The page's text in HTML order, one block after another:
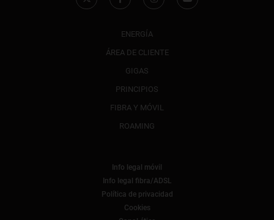
ENERGÍA
ÁREA DE CLIENTE
GIGAS
PRINCIPIOS
FIBRA Y MÓVIL
ROAMING
Info legal móvil
Info legal fibra/ADSL
Política de privacidad
Cookies